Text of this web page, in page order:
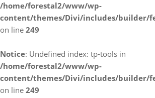
/home/forestal2/www/wp-
content/themes/Divi/includes/builder/
on line 249
Notice: Undefined index: tp-tools in
/home/forestal2/www/wp-
content/themes/Divi/includes/builder/
on line 249